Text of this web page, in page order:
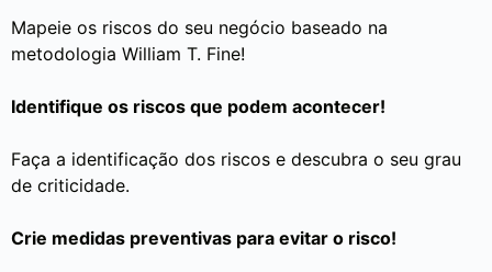
Mapeie os riscos do seu negócio baseado na
metodologia William T. Fine!
Identifique os riscos que podem acontecer!
Faça a identificação dos riscos e descubra o seu grau
de criticidade.
Crie medidas preventivas para evitar o risco!